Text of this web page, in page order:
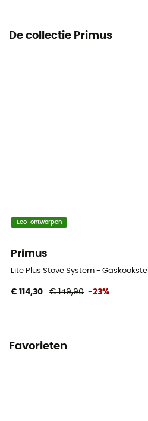
De collectie Primus
Eco-ontworpen
Primus
Lite Plus Stove System - Gaskookstel
€ 114,30 € 149,90 -23%
Favorieten